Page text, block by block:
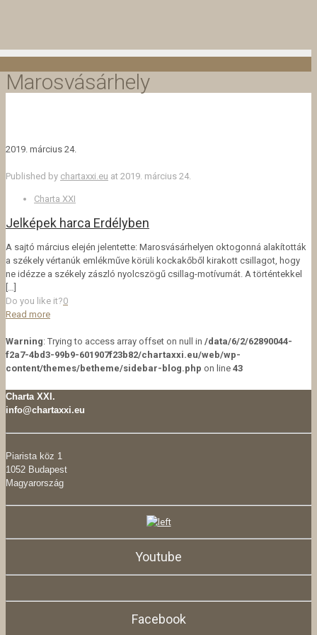
Marosvásárhely
2019. március 24.
Published by chartaxxi.eu at 2019. március 24.
Charta XXI
Jelképek harca Erdélyben
A sajtó március elején jelentette: Marosvásárhelyen oktogonná alakították
a székely vértanúk emlékműve körüli kockakőből kirakott csillagot, hogy
ne idézze a székely zászló nyolcszögű csillag-motívumát. A történtekkel
[…]
Do you like it?0
Read more
Warning: Trying to access array offset on null in /data/6/2/62890044-
f2a7-4bd3-99b9-601907f23b82/chartaxxi.eu/web/wp-
content/themes/betheme/sidebar-blog.php on line 43
Charta XXI.
info@chartaxxi.eu
Piarista köz 1
1052 Budapest
Magyarország
Youtube
Facebook